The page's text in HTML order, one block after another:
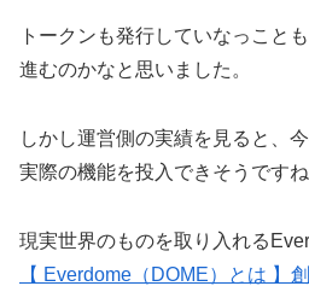
トークンも発行していなっこと
進むのかなと思いました。
しかし運営側の実績を見ると、
実際の機能を投入できそうですね
現実世界のものを取り入れる
【 Everdome（DOME）とは 】